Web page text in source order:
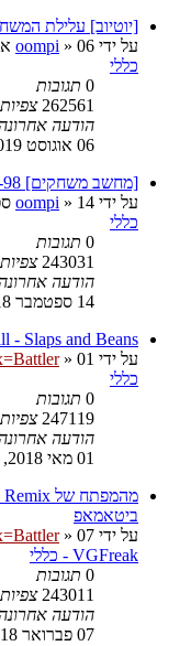
[יוטיוב] עלילת
על ידי
oompi » 06 אוגוסט 2019, 07:22
כללי
0 תגובות
262561 צפיות
הודעה
06 אוגוסט 2019, 07:22
[מחשב משחקים] PC-98, מכיל תוכן לגיל הבוגר!
על ידי
oompi » 14 ספטמבר 2018, 13:24
כללי
0 תגובות
243031 צפיות
הודעה
14 ספטמבר 2018, 13:24
- Slaps and Beans
על ידי
» 01 מאי 2018, 09:04
כללי
0 תגובות
247119 צפיות
הודעה
01 מאי 2018, 09:04
ביטאמאפ
על ידי
» 07 פברואר 2018, 11:30
VGFreak - כללי
0 תגובות
243011 צפיות
הודעה
07 פברואר 2018, 11:30